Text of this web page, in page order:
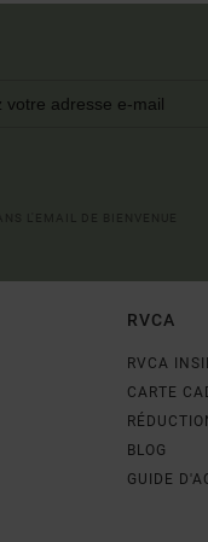
RVCA
RVCA
CARTE
BLOG
GUIDE